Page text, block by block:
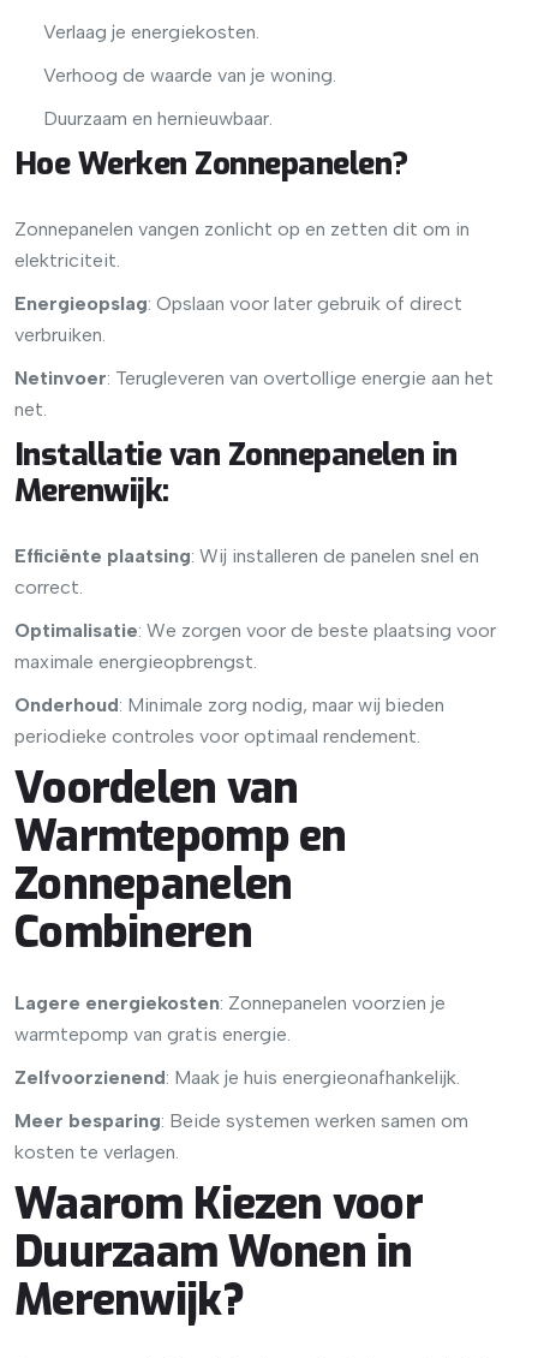
Verlaag je energiekosten.
Verhoog de waarde van je woning.
Duurzaam en hernieuwbaar.
Hoe Werken Zonnepanelen?
Zonnepanelen vangen zonlicht op en zetten dit om in
elektriciteit.
Energieopslag: Opslaan voor later gebruik of direct
verbruiken.
Netinvoer: Terugleveren van overtollige energie aan het
net.
Installatie van Zonnepanelen in
Merenwijk:
Efficiënte plaatsing: Wij installeren de panelen snel en
correct.
Optimalisatie: We zorgen voor de beste plaatsing voor
maximale energieopbrengst.
Onderhoud: Minimale zorg nodig, maar wij bieden
periodieke controles voor optimaal rendement.
Voordelen van
Warmtepomp en
Zonnepanelen
Combineren
Lagere energiekosten: Zonnepanelen voorzien je
warmtepomp van gratis energie.
Zelfvoorzienend: Maak je huis energieonafhankelijk.
Meer besparing: Beide systemen werken samen om
kosten te verlagen.
Waarom Kiezen voor
Duurzaam Wonen in
Merenwijk?